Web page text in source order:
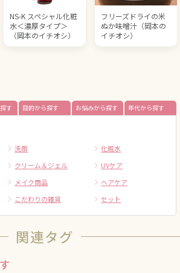
NS-K スペシャル化粧
水＜濃厚タイプ＞
（岡本のイチオシ）
フリーズドライの米
ぬか味噌汁（岡本の
イチオシ）
す 目的から探す お悩みから探す 年代から探す
洗顔
化粧水
クリーム＆ジェル
UVケア
メイク商品
ヘアケア
こだわりの雑貨 セット
関連タグ